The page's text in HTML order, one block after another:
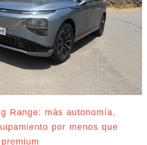
Range: más autonomía,
por menos que